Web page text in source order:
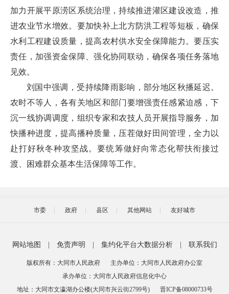
加力开展平原涝区系统治理，持续推进灌区建设改造，推
进农业节水增效。要加快补上北方防洪工程等短板，确保
水利工程建设质量，提高农村供水安全保障能力。要压实
责任，加强资金保障、强化协同联动，确保各项任务落地
见效。
刘国中强调，受持续降雨影响，部分地区秋播延迟。
农时不等人，各有关地区和部门要增强责任感紧迫感，下
沉一线协调调度，组织专家和农技人员开展指导服务，加
快播种进度，提高播种质量，压茬做好田间管理，全力以
赴打好秋冬种攻坚战。要统筹做好向常态化帮扶衔接过
渡、困难群众基本生活保障等工作。
市委 政府 县区 其他网站 友好城市
网站地图 免责声明 集约化平台大数据分析 联系我们
版权所有：大同市人民政府
主办单位：大同市人民政府办公室
承办单位：大同市人民政府信息化中心
地址：大同市文瀛湖办公楼(大同市兴云街2799号)
晋ICP备08000733号